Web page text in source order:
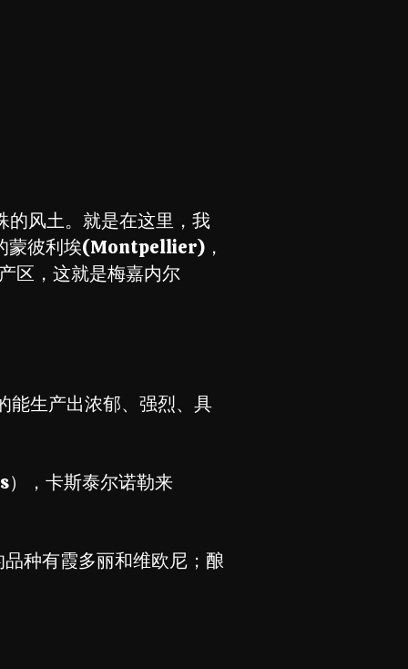
的风土。就是在这里，我
蒙彼利埃(Montpellier)，
区，这就是梅嘉内尔
能生产出浓郁、强烈、具
），卡斯泰尔诺勒来
种有霞多丽和维欧尼；酿